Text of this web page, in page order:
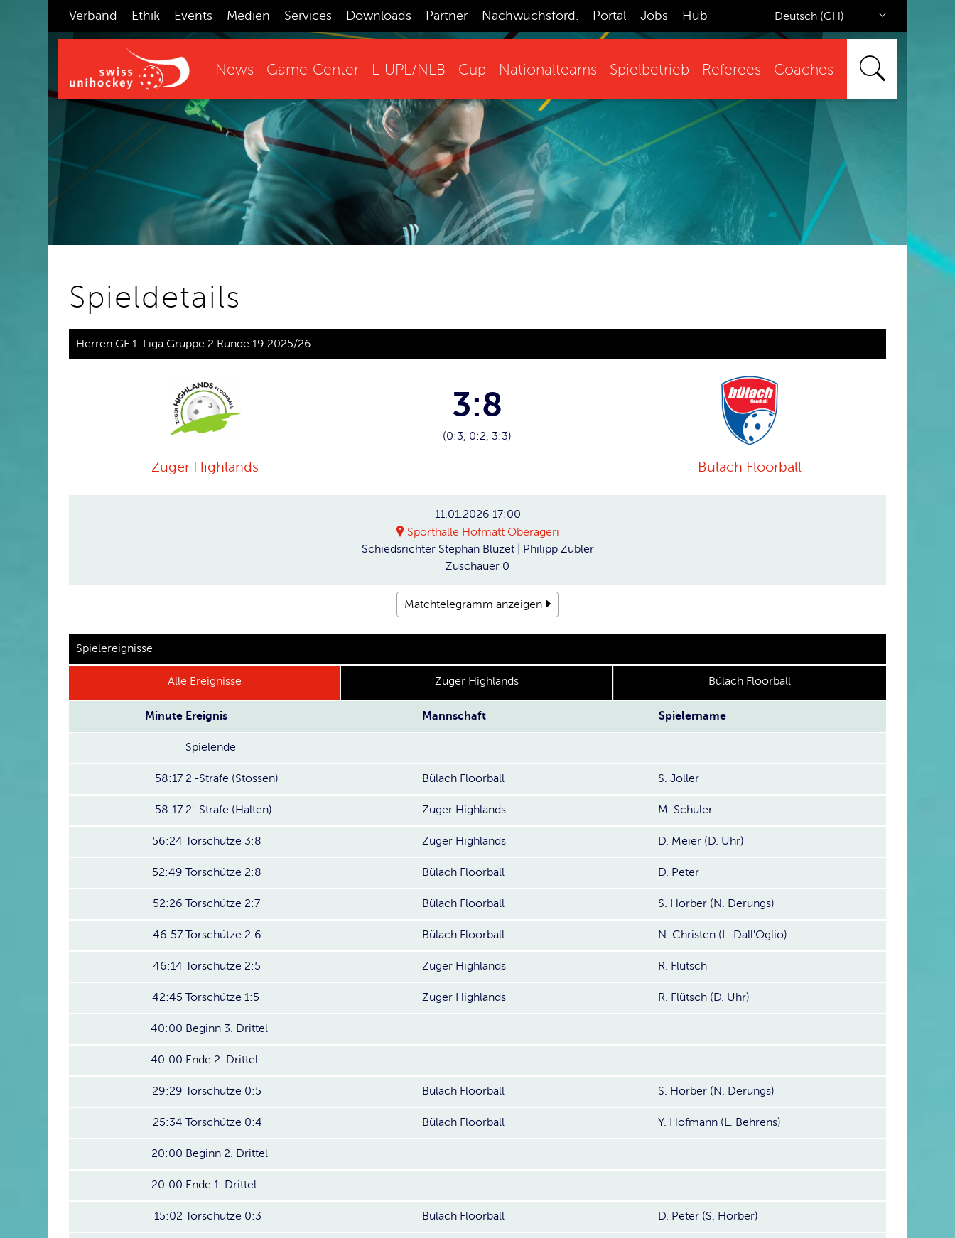
Verband Ethik Events Medien Services Downloads Partner Nachwuchsförd. Portal Jobs Hub Deutsch (CH)
News Game-Center L-UPL/NLB Cup Nationalteams Spielbetrieb Referees Coaches
Spieldetails
Herren GF 1. Liga Gruppe 2 Runde 19 2025/26
Zuger Highlands
3:8
(0:3, 0:2, 3:3)
Bülach Floorball
11.01.2026 17:00
Sporthalle Hofmatt Oberägeri
Schiedsrichter Stephan Bluzet | Philipp Zubler
Zuschauer 0
Matchtelegramm anzeigen
Spielereignisse
Alle Ereignisse Zuger Highlands Bülach Floorball
Minute Ereignis Mannschaft Spielername
Spielende
58:17 2'-Strafe (Stossen) Bülach Floorball S. Joller
58:17 2'-Strafe (Halten) Zuger Highlands M. Schuler
56:24 Torschütze 3:8 Zuger Highlands D. Meier (D. Uhr)
52:49 Torschütze 2:8 Bülach Floorball D. Peter
52:26 Torschütze 2:7 Bülach Floorball S. Horber (N. Derungs)
46:57 Torschütze 2:6 Bülach Floorball N. Christen (L. Dall'Oglio)
46:14 Torschütze 2:5 Zuger Highlands R. Flütsch
42:45 Torschütze 1:5 Zuger Highlands R. Flütsch (D. Uhr)
40:00 Beginn 3. Drittel
40:00 Ende 2. Drittel
29:29 Torschütze 0:5 Bülach Floorball S. Horber (N. Derungs)
25:34 Torschütze 0:4 Bülach Floorball Y. Hofmann (L. Behrens)
20:00 Beginn 2. Drittel
20:00 Ende 1. Drittel
15:02 Torschütze 0:3 Bülach Floorball D. Peter (S. Horber)